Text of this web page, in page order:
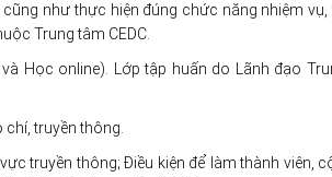
như thực hiện đúng chức năng nhiệm
Trung tâm CEDC.
Học online). Lớp tập huấn do Lãnh đạo
truyền thông.
truyền thông; Điều kiện để làm thành viên,